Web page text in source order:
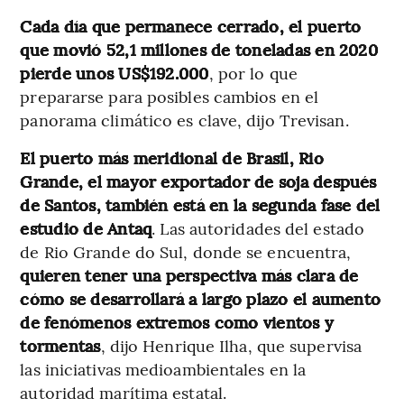
Cada día que permanece cerrado, el puerto
que movió 52,1 millones de toneladas en 2020
pierde unos US$192.000, por lo que
prepararse para posibles cambios en el
panorama climático es clave, dijo Trevisan.
El puerto más meridional de Brasil, Rio
Grande, el mayor exportador de soja después
de Santos, también está en la segunda fase del
estudio de Antaq. Las autoridades del estado
de Rio Grande do Sul, donde se encuentra,
quieren tener una perspectiva más clara de
cómo se desarrollará a largo plazo el aumento
de fenómenos extremos como vientos y
tormentas, dijo Henrique Ilha, que supervisa
las iniciativas medioambientales en la
autoridad marítima estatal.